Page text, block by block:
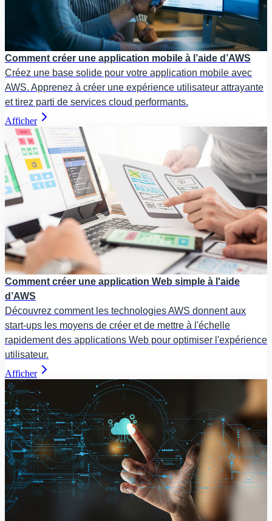
Comment créer une application mobile à l’aide d’AWS
Créez une base solide pour votre application mobile avec
AWS. Apprenez à créer une expérience utilisateur attrayante
et tirez parti de services cloud performants.
Afficher
Comment créer une application Web simple à l'aide
d’AWS
Découvrez comment les technologies AWS donnent aux
start-ups les moyens de créer et de mettre à l'échelle
rapidement des applications Web pour optimiser l'expérience
utilisateur.
Afficher